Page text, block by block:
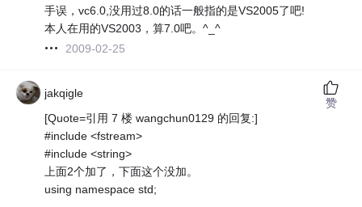
手误，vc6.0,没用过8.0的话一般指的是VS2005了吧!
本人在用的VS2003，算7.0吧。^_^
2009-02-25
jakqigle
[Quote=引用 7 楼 wangchun0129 的回复:]
#include <fstream>
#include <string>
上面2个加了，下面这个没加。
using namespace std;
赞